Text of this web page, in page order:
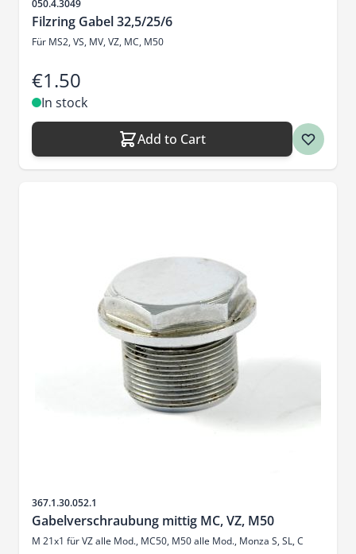
Sku
050.4.3049
Filzring Gabel 32,5/25/6
Für MS2, VS, MV, VZ, MC, M50
€1.50
In stock
Add to Cart
Sku
367.1.30.052.1
Gabelverschraubung mittig MC, VZ, M50
M 21x1 für VZ alle Mod., MC50, M50 alle Mod., Monza S, SL, C